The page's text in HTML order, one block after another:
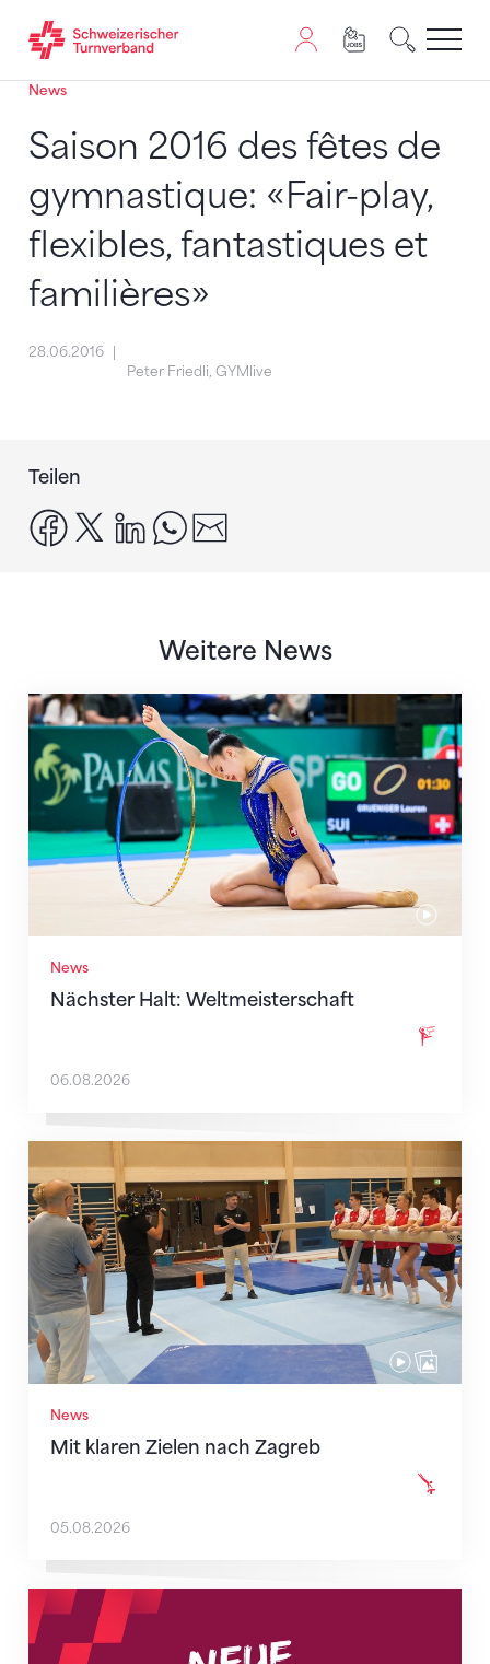
Zum Inhalt springen
Zur Sitemap navigieren
Zum Navigieren dieser Seite wird JavaScript benötigt.
News
Saison 2016 des fêtes de
gymnastique: «Fair-play,
flexibles, fantastiques et
familières»
28.06.2016
Peter Friedli, GYMlive
Teilen
facebook
x linkedinwhatsapp
Weitere News
News
Nächster Halt: Weltmeisterschaft
Nächster Halt: Weltmeisterschaft
06.08.2026
News
Mit klaren Zielen nach Zagreb
Mit klaren Zielen nach Zagreb
05.08.2026
Neue Empfangszeiten ab 1. August 2026